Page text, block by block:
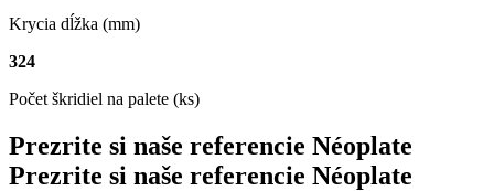
Krycia dĺžka (mm)
324
Počet škridiel na palete (ks)
Prezrite si naše referencie Néoplate
Prezrite si naše referencie Néoplate